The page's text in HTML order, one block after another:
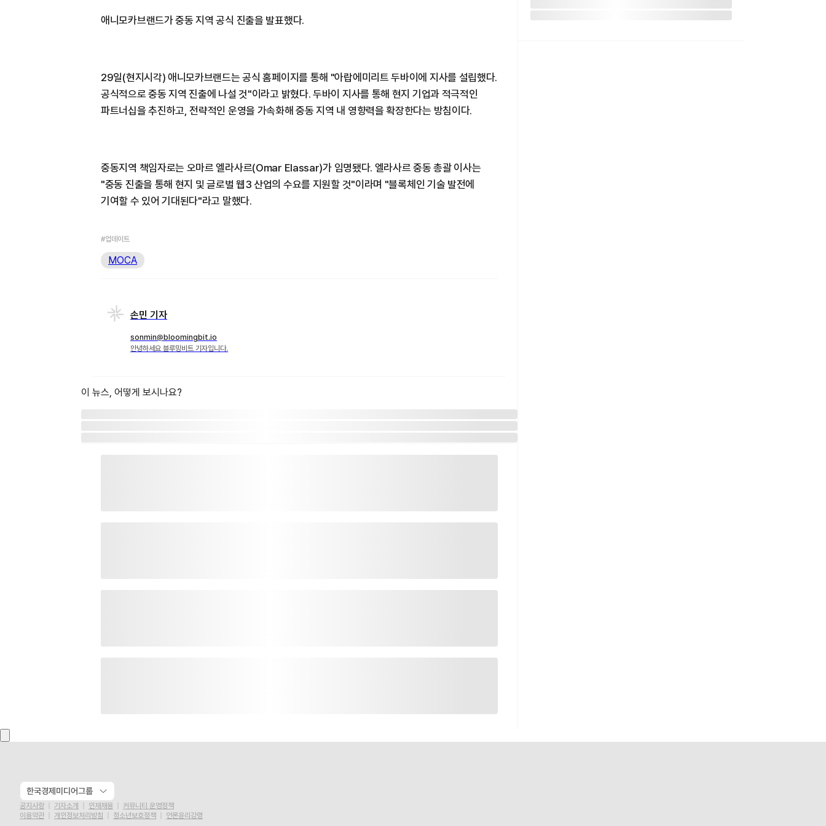
애니모카브랜드가 중동 지역 공식 진출을 발표했다.
29일(현지시각) 애니모카브랜드는 공식 홈페이지를 통해 "아랍에미리트 두바이에 지사를 설립했다.
공식적으로 중동 지역 진출에 나설 것"이라고 밝혔다. 두바이 지사를 통해 현지 기업과 적극적인
파트너십을 추진하고, 전략적인 운영을 가속화해 중동 지역 내 영향력을 확장한다는 방침이다.
중동지역 책임자로는 오마르 엘라사르(Omar Elassar)가 임명됐다. 엘라사르 중동 총괄 이사는
"중동 진출을 통해 현지 및 글로벌 웹3 산업의 수요를 지원할 것"이라며 "블록체인 기술 발전에
기여할 수 있어 기대된다"라고 말했다.
#업데이트
MOCA
손민 기자
sonmin@bloomingbit.io
안녕하세요 블루밍비트 기자입니다.
이 뉴스, 어떻게 보시나요?
한국경제미디어그룹
공지사항 기자소개 인재채용
커뮤니티 운영정책
이용약관
개인정보처리방침 청소년보호정책 언론윤리강령